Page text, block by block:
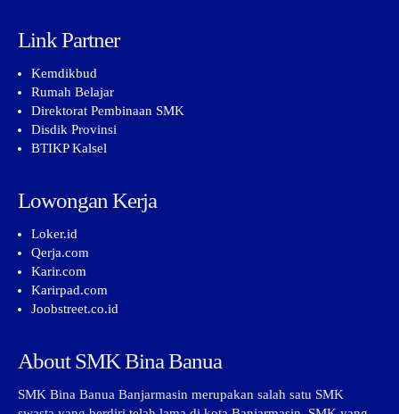
Link Partner
Kemdikbud
Rumah Belajar
Direktorat Pembinaan SMK
Disdik Provinsi
BTIKP Kalsel
Lowongan Kerja
Loker.id
Qerja.com
Karir.com
Karirpad.com
Joobstreet.co.id
About SMK Bina Banua
SMK Bina Banua Banjarmasin merupakan salah satu SMK